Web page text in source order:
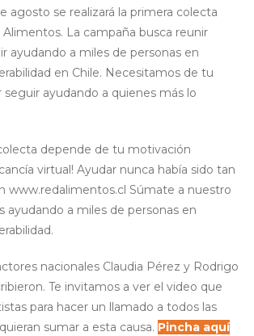
agosto se realizará la primera colecta
La campaña busca reunir
ayudando a miles de personas en
en Chile. Necesitamos de tu
seguir ayudando a quienes más lo
depende de tu motivación
virtual! Ayudar nunca había sido tan
www.redalimentos.cl Súmate a nuestro
ayudando a miles de personas en
nacionales Claudia Pérez y Rodrigo
Te invitamos a ver el video que
para hacer un llamado a todos las
sumar a esta causa. Pincha aquí